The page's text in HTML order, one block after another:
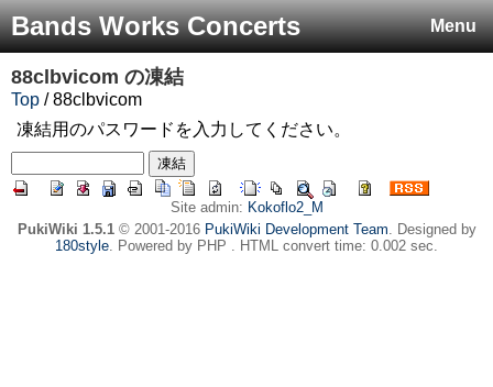
Menu
Bands Works Concerts
88clbvicom の凍結
Top / 88clbvicom
凍結用のパスワードを入力してください。
Site admin: Kokoflo2_M
PukiWiki 1.5.1© 2001-2016 PukiWiki Development Team. Designed by
180style. Powered by PHP . HTML convert time: 0.002 sec.